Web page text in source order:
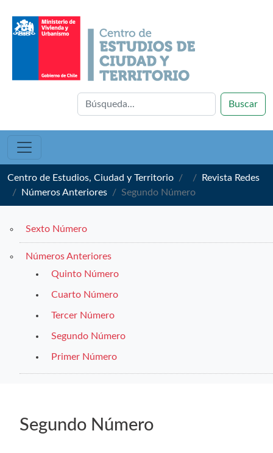
Buscar
Centro de Estudios, Ciudad y Territorio
Revista Redes
Números Anteriores
Segundo Número
Sexto Número
Números Anteriores
Quinto Número
Cuarto Número
Tercer Número
Segundo Número
Primer Número
Segundo Número